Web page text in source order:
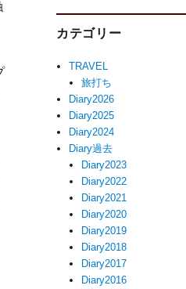
カテゴリー
TRAVEL
旅打ち
Diary2026
Diary2025
Diary2024
Diary過去
Diary2023
Diary2022
Diary2021
Diary2020
Diary2019
Diary2018
Diary2017
Diary2016